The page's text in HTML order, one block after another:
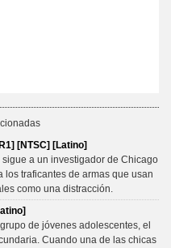
[NTSC] [Latino]
a un investigador de Chicago
los traficantes de armas que usan
como una distracción.
de jóvenes adolescentes, el
Cuando una de las chicas